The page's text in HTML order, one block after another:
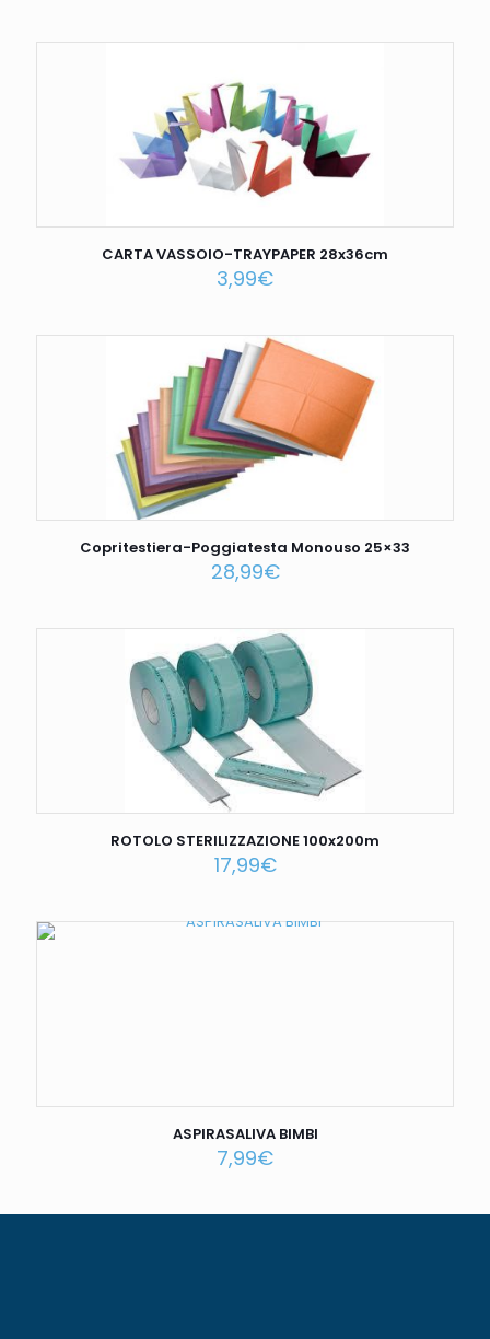
CARTA VASSOIO-TRAYPAPER 28x36cm
3,99€
Copritestiera-Poggiatesta Monouso 25×33
28,99€
ROTOLO STERILIZZAZIONE 100x200m
17,99€
ASPIRASALIVA BIMBI
7,99€